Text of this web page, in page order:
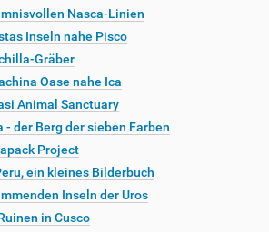
Nasca-Linien
Inseln nahe Pisco
Gräber
Oase nahe Ica
Animal Sanctuary
- der Berg der sieben Farben
Project
ein kleines Bilderbuch
Inseln der Uros
in Cusco